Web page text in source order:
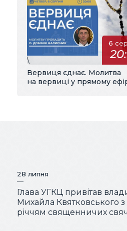
6
\
Вервиця єднає. Молитва
на вервиці у прямому
28 липня
Глава УГКЦ привітав
Михайла Квятковського з
річчям священничих